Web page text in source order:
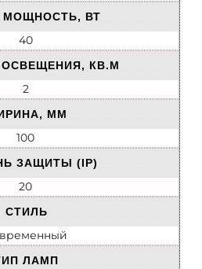
ВТ
40
КВ.М
2
ММ
100
ЗАЩИТЫ (IP)
20
СТИЛЬ
ЛАМП